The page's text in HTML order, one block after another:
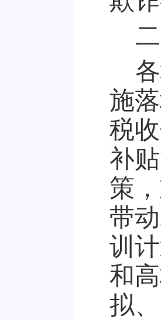
二
各
施
税
补
策
带
训
和
拟